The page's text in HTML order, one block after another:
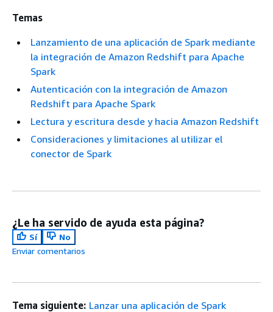
Temas
Lanzamiento de una aplicación de Spark mediante
la integración de Amazon Redshift para Apache
Spark
Autenticación con la integración de Amazon
Redshift para Apache Spark
Lectura y escritura desde y hacia Amazon Redshift
Consideraciones y limitaciones al utilizar el
conector de Spark
¿Le ha servido de ayuda esta página?
Sí
No
Enviar comentarios
Tema siguiente: Lanzar una aplicación de Spark